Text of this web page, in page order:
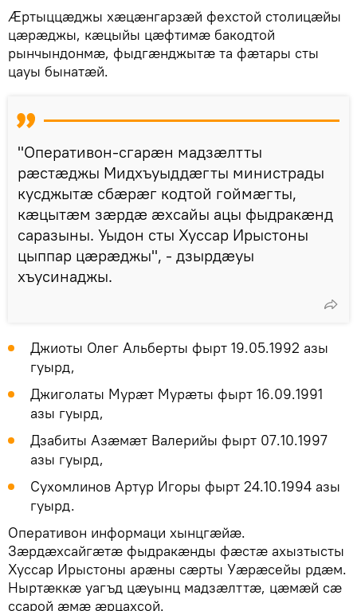
Æртыццæджы хæцæнгарзæй фехстой столицæйы
цæрæджы, кæцыйы цæфтимæ бакодтой
рынчындонмæ, фыдгæнджытæ та фæтары сты
цауы бынатæй.
"Оперативон-сгарæн мадзæлтты
рæстæджы Мидхъуыддæгты министрады
кусджытæ сбæрæг кодтой гоймæгты,
кæцытæм зæрдæ æхсайы ацы фыдракæнд
саразыны. Уыдон сты Хуссар Ирыстоны
цыппар цæрæджы", - дзырдæуы
хъусинаджы.
Джиоты Олег Альберты фырт 19.05.1992 азы
гуырд,
Джиголаты Мурæт Мурæты фырт 16.09.1991
азы гуырд,
Дзабиты Азæмæт Валерийы фырт 07.10.1997
азы гуырд,
Сухомлинов Артур Игоры фырт 24.10.1994 азы
гуырд.
Оперативон информаци хынцгæйæ.
Зæрдæхсайгæтæ фыдракæнды фæстæ ахызтысты
Хуссар Ирыстоны арæны сæрты Уæрæсейы рдæм.
Ныртæккæ уагъд цæуынц мадзæлттæ, цæмæй сæ
ссарой æмæ æрцахсой.